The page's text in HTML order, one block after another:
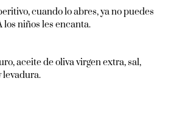
cuando lo abres, ya no puedes
los niños les encanta.
aceite de oliva virgen extra, sal,
levadura.